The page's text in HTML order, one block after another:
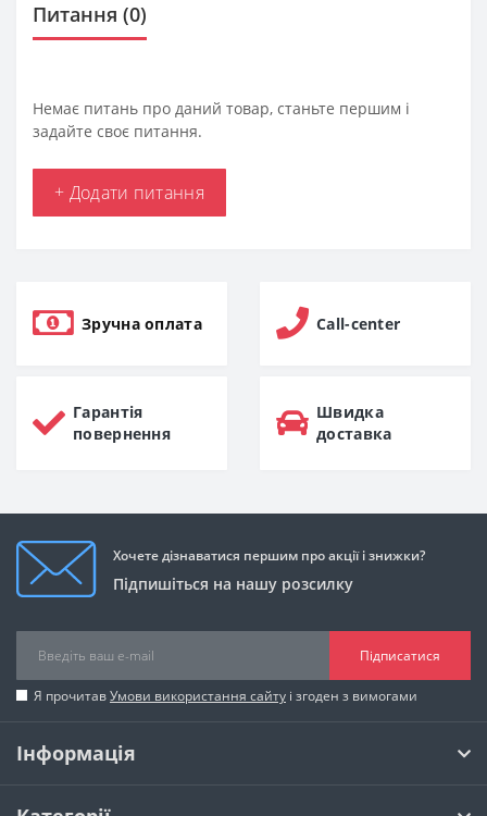
Питання (0)
Немає питань про даний товар, станьте першим і
задайте своє питання.
+ Додати питання
Зручна оплата Call-center
Гарантія
повернення
Швидка
доставка
Хочете дізнаватися першим про акції і знижки?
Підпишіться на нашу розсилку
Підписатися
Я прочитавУмови використання сайту і згоден з вимогами
Інформація